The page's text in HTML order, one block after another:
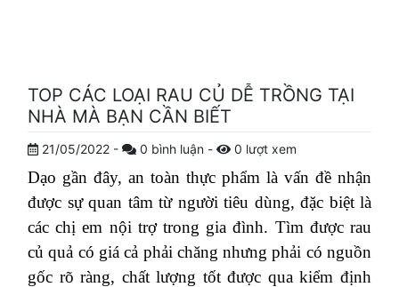
TOP CÁC LOẠI RAU CỦ DỄ TRỒNG TẠI
NHÀ MÀ BẠN CẦN BIẾT
21/05/2022 - 0 bình luận - 0 lượt xem
Dạo gần đây, an toàn thực phẩm là vấn đề nhận
được sự quan tâm từ người tiêu dùng, đặc biệt là
các chị em nội trợ trong gia đình. Tìm được rau
củ quả có giá cả phải chăng nhưng phải có nguồn
gốc rõ ràng, chất lượng tốt được qua kiểm định